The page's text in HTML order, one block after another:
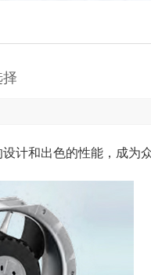
设计和出色的性能，成为